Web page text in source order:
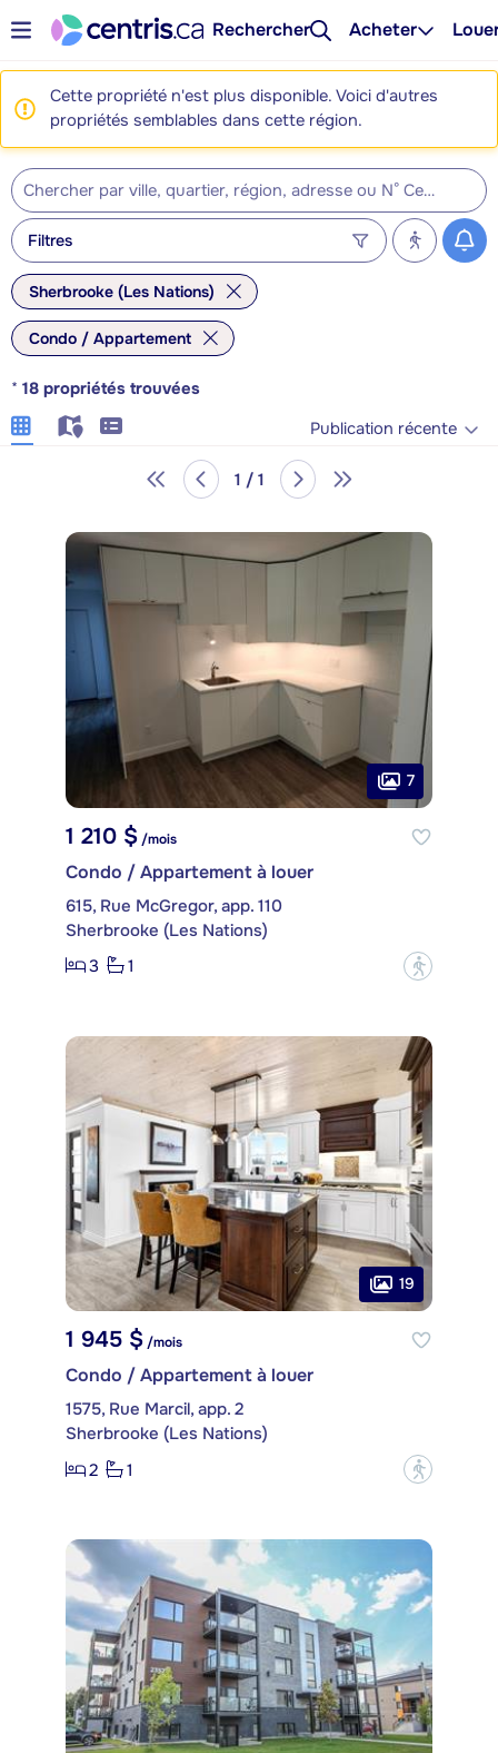
Rechercher Acheter
Cette propriété n'est plus disponible. Voici d'autres
propriétés semblables dans cette région.
Filtres
Sherbrooke (Les Nations)
Condo / Appartement
* 18 propriétés trouvées
Publication récente
1 / 1
7
1 210 $ /mois
Condo / Appartement à louer
615, Rue McGregor, app. 110
Sherbrooke (Les Nations)
3
1 ?
19
1 945 $/mois
Condo / Appartement à louer
1575, Rue Marcil, app. 2
Sherbrooke (Les Nations)
2
1 ?